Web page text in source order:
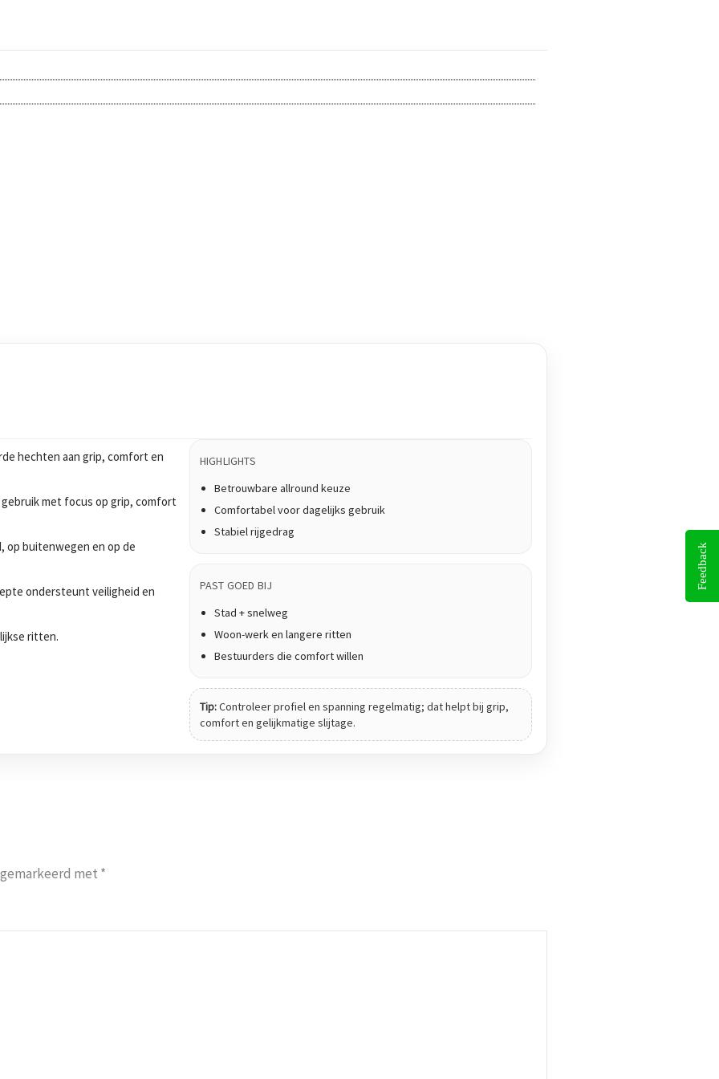
hechten aan grip, comfort en
met focus op grip, comfort
op buitenwegen en op de
ondersteunt veiligheid en
ritten.
HIGHLIGHTS
Betrouwbare allround keuze
Comfortabel voor dagelijks gebruik
Stabiel rijgedrag
PAST GOED BIJ
Stad + snelweg
Woon-werk en langere ritten
Bestuurders die comfort willen
Tip:Controleer profiel en spanning regelmatig; dat helpt bij grip,
comfort en gelijkmatige slijtage.
met *
Feedback